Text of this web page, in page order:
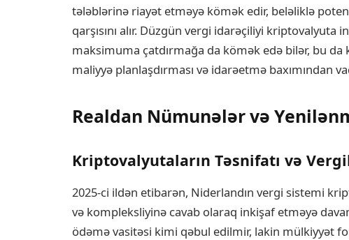
tələblərinə riayət etməyə kömək edir, beləliklə
qarşısını alır. Düzgün vergi idarəçiliyi kriptovalyuta
maksimuma çatdırmağa da kömək edə bilər, bu
maliyyə planlaşdırması və idarəetmə baxımından
Realdan Nümunələr və
Kriptovalyutaların Təsnifatı və
2025-ci ildən etibarən, Niderlandın vergi sistemi
və kompleksliyinə cavab olaraq inkişaf etməyə
ödəmə vasitəsi kimi qəbul edilmir, lakin mülkiyyət